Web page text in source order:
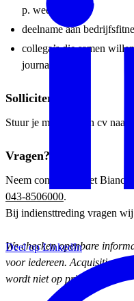
p. week;
deelname aan
collega’s die samen
journalistiek.
Solliciteren?
Stuur je motivatie en cv naar:
Vragen?
Neem contact op met
043-8506000.
Bij indiensttreding vragen
We checken openbare
voor iedereen. Acquisitie
wordt niet op prijs gesteld.
Deel op LinkedIn